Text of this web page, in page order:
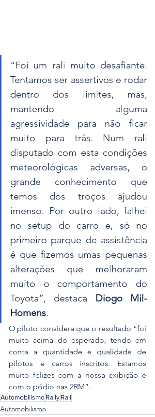
“Foi um rali muito desafiante.
Tentamos ser assertivos e rodar
dentro dos limites, mas,
mantendo alguma
agressividade para não ficar
muito para trás. Num rali
disputado com esta condições
meteorológicas adversas, o
grande conhecimento que
temos dos troços ajudou
imenso. Por outro lado, falhei
no setup do carro e, só no
primeiro parque de assistência
é que fizemos umas pequenas
alterações que melhoraram
muito o comportamento do
Toyota”, destaca Diogo Mil-
Homens.
O piloto considera que o resultado “foi
muito acima do esperado, tendo em
conta a quantidade e qualidade de
pilotos e carros inscritos. Estamos
muito felizes com a nossa exibição e
com o pódio nas 2RM”.
AutomobilismoRallyRali
Automobilismo